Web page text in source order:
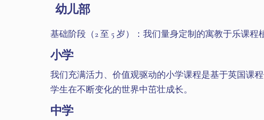
幼儿部
基础阶段（2 至 5 岁）：我们量身定制的寓教于乐课
小学
我们充满活力、价值观驱动的小学课程是基于英国课
学生在不断变化的世界中茁壮成长。
中学